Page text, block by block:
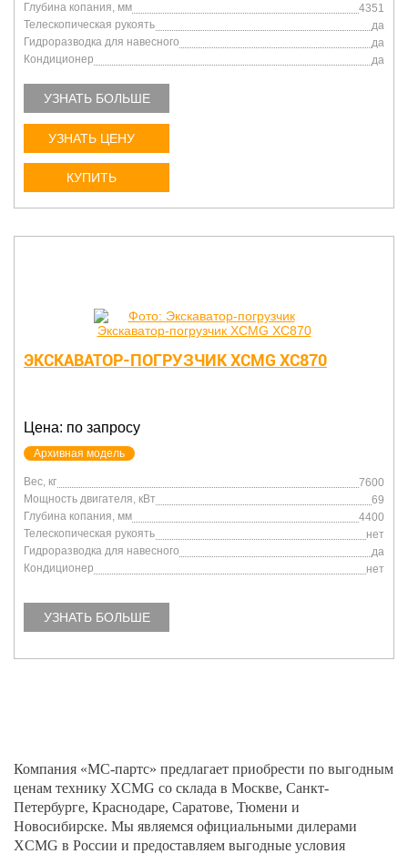
Глубина копания, мм
4351
Телескопическая рукоять
да
Гидроразводка для навесного
да
Кондиционер
да
УЗНАТЬ БОЛЬШЕ
УЗНАТЬ ЦЕНУ
КУПИТЬ
ЭКСКАВАТОР-ПОГРУЗЧИК XCMG XC870
Цена: по запросу
Архивная модель
Вес, кг
7600
Мощность двигателя, кВт
69
Глубина копания, мм
4400
Телескопическая рукоять
нет
Гидроразводка для навесного
да
Кондиционер
нет
УЗНАТЬ БОЛЬШЕ
Компания «МС-партс» предлагает приобрести по выгодным
ценам технику XCMG со склада в Москве, Санкт-
Петербурге, Краснодаре, Саратове, Тюмени и
Новосибирске. Мы являемся официальными дилерами
XCMG в России и предоставляем выгодные условия